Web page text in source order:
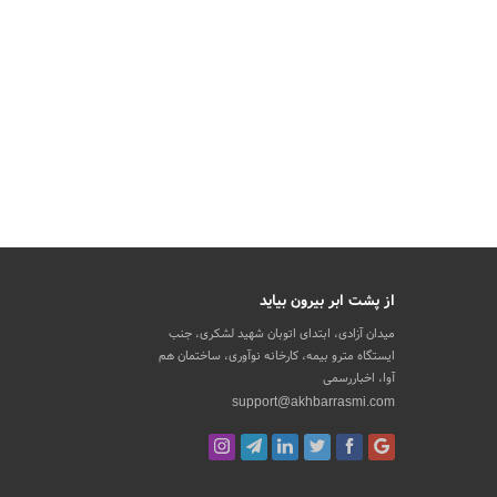
از پشت ابر بیرون بیاید
میدان آزادی، ابتدای اتوبان شهید لشکری، جنب
ایستگاه مترو بیمه، کارخانه نوآوری، ساختمان هم
آوا، اخباررسمی
support@akhbarrasmi.com